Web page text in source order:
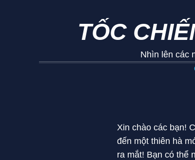
TỐC
Nhìn lên các
Xin chào các bạn!
đến một thiên hà
ra mắt! Bạn có thể